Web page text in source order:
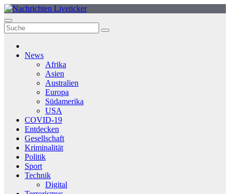
Zum
Inhalt
springen
News
Afrika
Asien
Australien
Europa
Südamerika
USA
COVID-19
Entdecken
Gesellschaft
Kriminalität
Politik
Sport
Technik
Digital